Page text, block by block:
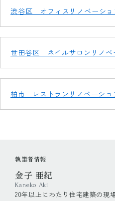
渋谷区 オフィスリノベーショ
世田谷区 ネイルサロンリノベ
柏市 レストランリノベーショ
執筆者情報
金子 亜紀
Kaneko Aki
20年以上にわたり住宅建築の現